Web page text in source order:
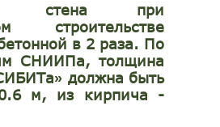
стена при
строительстве
в 2 раза. По
СНИИПа, толщина
» должна быть
м, из кирпича -